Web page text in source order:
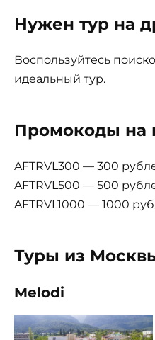
Нужен тур на
Воспользуйтесь
идеальный тур.
Промокоды на
AFTRVL300 — 300
AFTRVL500 — 500
AFTRVL1000 — 1000
Туры из
Melodi